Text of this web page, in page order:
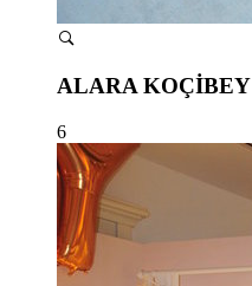
ALARA KOÇİBEY
6